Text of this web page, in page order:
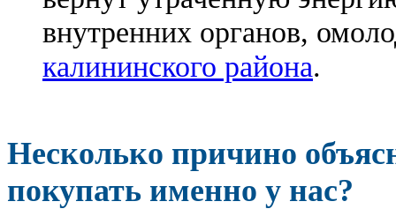
внутренних органов,
калининского района.
Несколько причино
покупать именно у нас?